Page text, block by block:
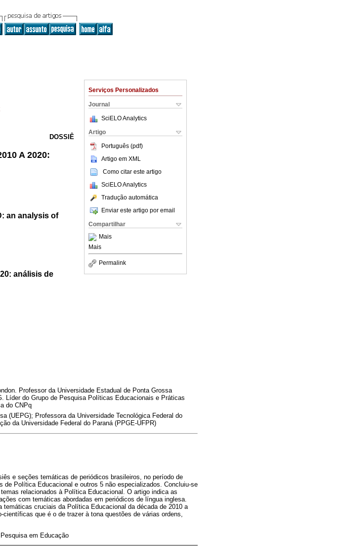
Serviços Personalizados
Journal
SciELO Analytics
Artigo
Português (pdf)
Artigo em XML
Como citar este artigo
SciELO Analytics
Tradução automática
Enviar este artigo por email
Compartilhar
Mais
Mais
Permalink
DOSSIÊ
A 2020:
an analysis of
análisis de
Professor da Universidade Estadual de Ponta Grossa
Líder do Grupo de Pesquisa Políticas Educacionais e Práticas
do CNPq
(UEPG); Professora da Universidade Tecnológica Federal do
da Universidade Federal do Paraná (PPGE-UFPR)
e seções temáticas de periódicos brasileiros, no período de
de Política Educacional e outros 5 não especializados. Concluiu-se
relacionados à Política Educacional. O artigo indica as
com temáticas abordadas em periódicos de língua inglesa.
cruciais da Política Educacional da década de 2010 a
que é o de trazer à tona questões de várias ordens,
em Educação